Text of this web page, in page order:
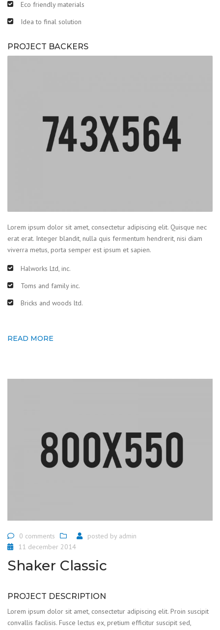
Eco friendly materials
Idea to final solution
PROJECT BACKERS
Lorem ipsum dolor sit amet, consectetur adipiscing elit. Quisque nec
erat erat. Integer blandit, nulla quis fermentum hendrerit, nisi diam
viverra metus, porta semper est ipsum et sapien.
Halworks Ltd, inc.
Toms and family inc.
Bricks and woods ltd.
READ MORE
0 comments posted by admin
11 december 2014
Shaker Classic
PROJECT DESCRIPTION
Lorem ipsum dolor sit amet, consectetur adipiscing elit. Proin suscipit
convallis facilisis. Fusce lectus ex, pretium efficitur suscipit sed,